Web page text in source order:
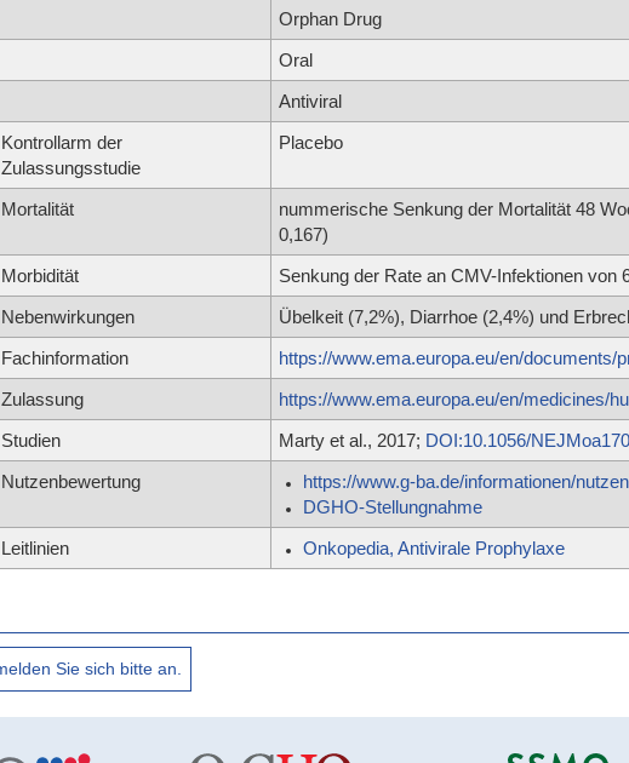
Orphan Drug
Oral
Antiviral
Kontrollarm der
Zulassungsstudie
Placebo
Mortalität
nummerische Senkung der Mortalität 48
0,167)
Morbidität
Senkung der Rate an CMV-Infektionen von
Nebenwirkungen
Übelkeit (7,2%), Diarrhoe (2,4%) und
Fachinformation
https://www.ema.europa.eu/en/
Zulassung
https://www.ema.europa.eu/en/medicines/
Studien
Marty et al., 2017; DOI:10.1056/
Nutzenbewertung
https://www.g-ba.de/informationen/
DGHO-Stellungnahme
Leitlinien
Onkopedia, Antivirale Prophylaxe